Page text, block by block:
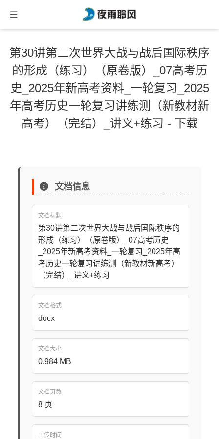
第30讲第二次世界大战与战后国际秩序
的形成（练习）（原卷版）_07高考历
史_2025年新高考资料_一轮复习_2025
年高考历史一轮复习讲练测（新教材新
高考）（完结）_讲义+练习 - 下载
文档信息
文档标题
第30讲第二次世界大战与战后国际秩序的
形成（练习）（原卷版）_07高考历史
_2025年新高考资料_一轮复习_2025年高
考历史一轮复习讲练测（新教材新高考）
（完结）_讲义+练习
文档格式
docx
文档大小
0.984 MB
文档页数
8 页
上传时间